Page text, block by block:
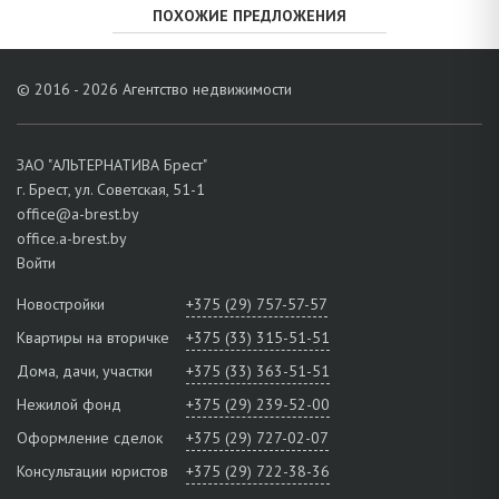
ПОХОЖИЕ ПРЕДЛОЖЕНИЯ
© 2016 - 2026 Агентство недвижимости
ЗАО "АЛЬТЕРНАТИВА Брест"
г. Брест, ул. Советская, 51-1
office@a-brest.by
office.a-brest.by
Войти
Новостройки
+375 (29) 757-57-57
Квартиры на вторичке
+375 (33) 315-51-51
Дома, дачи, участки
+375 (33) 363-51-51
Нежилой фонд
+375 (29) 239-52-00
Оформление сделок
+375 (29) 727-02-07
Консультации юристов
+375 (29) 722-38-36